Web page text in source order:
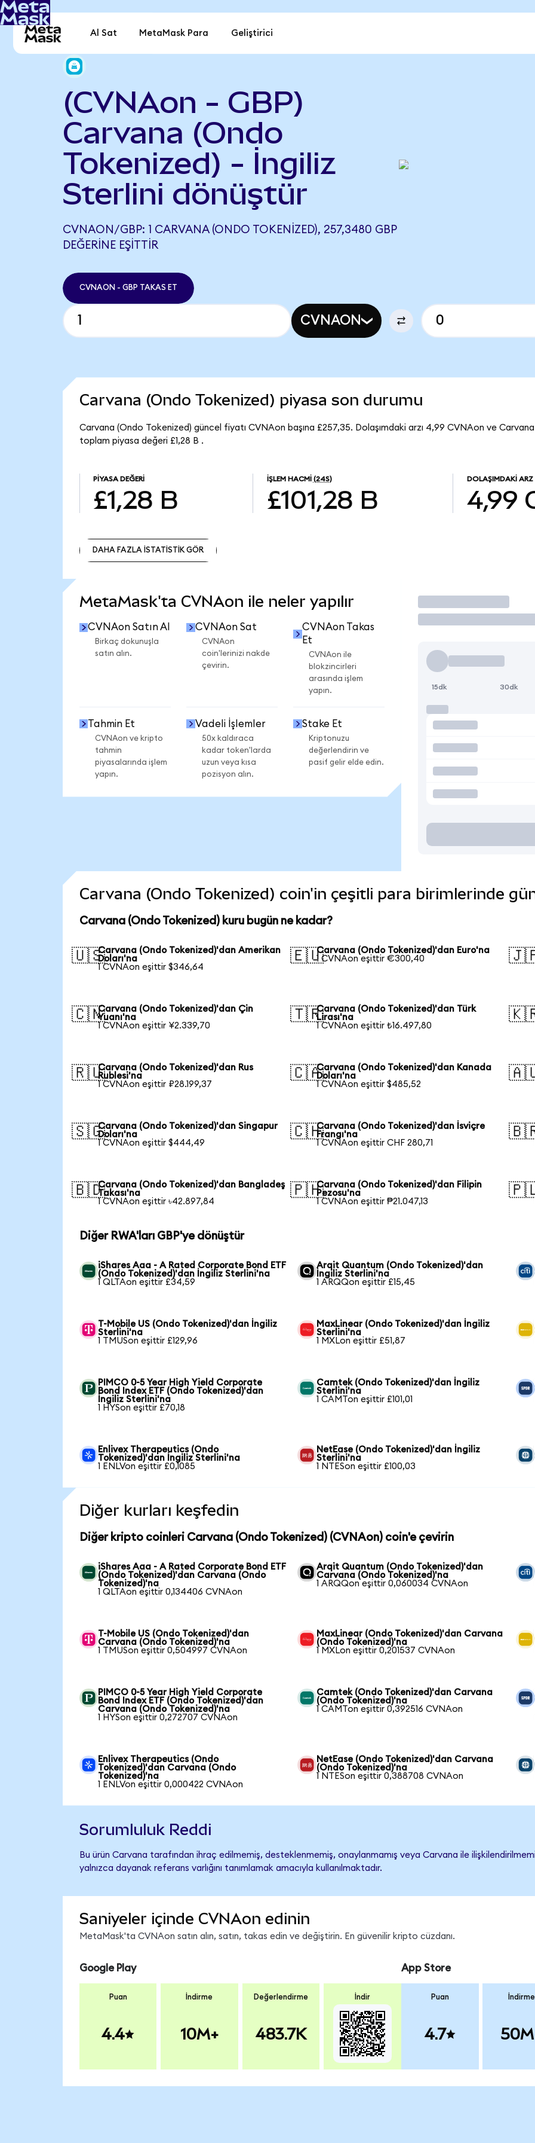
Al Sat MetaMask Para Geliştirici
(CVNAon - GBP)
Carvana (Ondo
Tokenized) - İngiliz
Sterlini dönüştür
CVNAON/GBP: 1 CARVANA (ONDO TOKENIZED), 257,3480 GBP
DEĞERINE EŞITTIR
CVNAON - GBP TAKAS ET
CVNAON
Carvana (Ondo Tokenized) piyasa son durumu
Carvana (Ondo Tokenized) güncel fiyatı CVNAon başına £257,35. Dolaşımdaki arzı 4,99 CVNAon ve
toplam piyasa değeri £1,28 B .
PIYASA DEĞERI
£1,28 B
İŞLEM HACMI (24S)
£101,28 B
DOLAŞIMDAKI ARZ
4,99
DAHA FAZLA İSTATİSTİK GÖR
MetaMask'ta CVNAon ile neler yapılır
CVNAon Satın Al
Birkaç dokunuşla
satın alın.
CVNAon Sat
CVNAon
coin'lerinizi nakde
çevirin.
CVNAon Takas
Et
CVNAon ile
blokzincirleri
arasında işlem
yapın.
Tahmin Et
CVNAon ve kripto
tahmin
piyasalarında işlem
yapın.
Vadeli İşlemler
50x kaldıraca
kadar token'larda
uzun veya kısa
pozisyon alın.
Stake Et
Kriptonuzu
değerlendirin ve
pasif gelir elde edin.
İşlem Yap
15dk 30dk
Carvana (Ondo Tokenized) coin'in çeşitli para birimlerinde
Carvana (Ondo Tokenized) kuru bugün ne kadar?
🇺🇸Carvana (Ondo Tokenized)'dan Amerikan
Doları'na
1 CVNAon eşittir $346,64
🇪🇺Carvana (Ondo Tokenized)'dan Euro'na
1 CVNAon eşittir €300,40
🇨🇳Carvana (Ondo Tokenized)'dan Çin
Yuanı'na
1 CVNAon eşittir ¥2.339,70
🇹🇷Carvana (Ondo Tokenized)'dan Türk
Lirası'na
1 CVNAon eşittir ₺16.497,80
🇷🇺Carvana (Ondo Tokenized)'dan Rus
Rublesi'na
1 CVNAon eşittir ₽28.199,37
🇨🇦Carvana (Ondo Tokenized)'dan Kanada
Doları'na
1 CVNAon eşittir $485,52
🇸🇬Carvana (Ondo Tokenized)'dan Singapur
Doları'na
1 CVNAon eşittir $444,49
🇨🇭Carvana (Ondo Tokenized)'dan İsviçre
Frangı'na
1 CVNAon eşittir CHF 280,71
🇧🇩Carvana (Ondo Tokenized)'dan Bangladeş
Takası'na
1 CVNAon eşittir ৳42.897,84
🇵🇭Carvana (Ondo Tokenized)'dan Filipin
Pezosu'na
1 CVNAon eşittir ₱21.047,13
Diğer RWA'ları GBP'ye dönüştür
iShares Aaa - A Rated Corporate Bond ETF
(Ondo Tokenized)'dan İngiliz Sterlini'na
1 QLTAon eşittir £34,59
Arqit Quantum (Ondo Tokenized)'dan
İngiliz Sterlini'na
1 ARQQon eşittir £15,45
T-Mobile US (Ondo Tokenized)'dan İngiliz
Sterlini'na
1 TMUSon eşittir £129,96
MaxLinear (Ondo Tokenized)'dan İngiliz
Sterlini'na
1 MXLon eşittir £51,87
PIMCO 0-5 Year High Yield Corporate
Bond Index ETF (Ondo Tokenized)'dan
İngiliz Sterlini'na
1 HYSon eşittir £70,18
Camtek (Ondo Tokenized)'dan İngiliz
Sterlini'na
1 CAMTon eşittir £101,01
Enlivex Therapeutics (Ondo
Tokenized)'dan İngiliz Sterlini'na
1 ENLVon eşittir £0,1085
NetEase (Ondo Tokenized)'dan İngiliz
Sterlini'na
1 NTESon eşittir £100,03
Diğer kurları keşfedin
Diğer kripto coinleri Carvana (Ondo Tokenized) (CVNAon) coin'e çevirin
iShares Aaa - A Rated Corporate Bond ETF
(Ondo Tokenized)'dan Carvana (Ondo
Tokenized)'na
1 QLTAon eşittir 0,134406 CVNAon
Arqit Quantum (Ondo Tokenized)'dan
Carvana (Ondo Tokenized)'na
1 ARQQon eşittir 0,060034 CVNAon
T-Mobile US (Ondo Tokenized)'dan
Carvana (Ondo Tokenized)'na
1 TMUSon eşittir 0,504997 CVNAon
MaxLinear (Ondo Tokenized)'dan Carvana
(Ondo Tokenized)'na
1 MXLon eşittir 0,201537 CVNAon
PIMCO 0-5 Year High Yield Corporate
Bond Index ETF (Ondo Tokenized)'dan
Carvana (Ondo Tokenized)'na
1 HYSon eşittir 0,272707 CVNAon
Camtek (Ondo Tokenized)'dan Carvana
(Ondo Tokenized)'na
1 CAMTon eşittir 0,392516 CVNAon
Enlivex Therapeutics (Ondo
Tokenized)'dan Carvana (Ondo
Tokenized)'na
1 ENLVon eşittir 0,000422 CVNAon
NetEase (Ondo Tokenized)'dan Carvana
(Ondo Tokenized)'na
1 NTESon eşittir 0,388708 CVNAon
Sorumluluk Reddi
Bu ürün Carvana tarafından ihraç edilmemiş, desteklenmemiş, onaylanmamış veya Carvana ile
yalnızca dayanak referans varlığını tanımlamak amacıyla kullanılmaktadır.
Saniyeler içinde CVNAon edinin
MetaMask'ta CVNAon satın alın, satın, takas edin ve değiştirin. En güvenilir kripto cüzdanı.
Google Play
Puan
4.4
İndirme
10M+
Değerlendirme
483.7K
İndir
App Store
Puan
4.7
İndirme